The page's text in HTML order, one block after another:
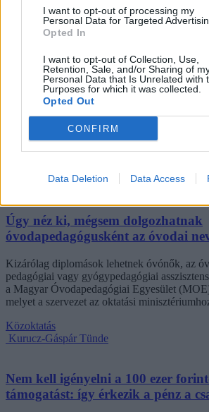
I want to opt-out of processing my
Personal Data for Targeted
Opted In
I want to opt-out of Collection, Use,
Retention, Sale, and/or Sharing of
Personal Data that Is Unrelated with
Purposes for which it was collected.
Opted Out
CONFIRM
Data Deletion Data Access
Kurucz-Gáspár Tünde
Lannert Judit: Rugalmasabb
szeptembertől
Tizennégy pontos szakmai javaslatcsomagot
iskolák, amelynek célja, hogy csökkenjen az
terhelése, és több idő jusson mozgásra,
valamint tapasztalati tanulásra. Az
tanévtől alkalmazhatják az ajánlásokat – írta
Közoktatás
Úgy néz ki, mégsem dolgozhatnak
óvodapedagógusként az óvodai
Kizárólag diplomások lehetnek óvónők, az
pedagógiai vagy gyógypedagógiai
a Magyar Óvodapedagógiai Egyesület
melyet a szervezet az oktatási
Közoktatás
Kurucz-Gáspár Tünde
Nem kell igényelni a 100 ezer
támogatást: így érkezik a pénz a